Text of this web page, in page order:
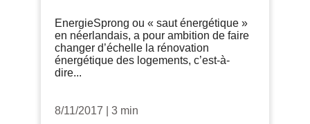
EnergieSprong ou « saut énergétique »
en néerlandais, a pour ambition de faire
changer d’échelle la rénovation
énergétique des logements, c’est-à-
dire...
8/11/2017 3 min